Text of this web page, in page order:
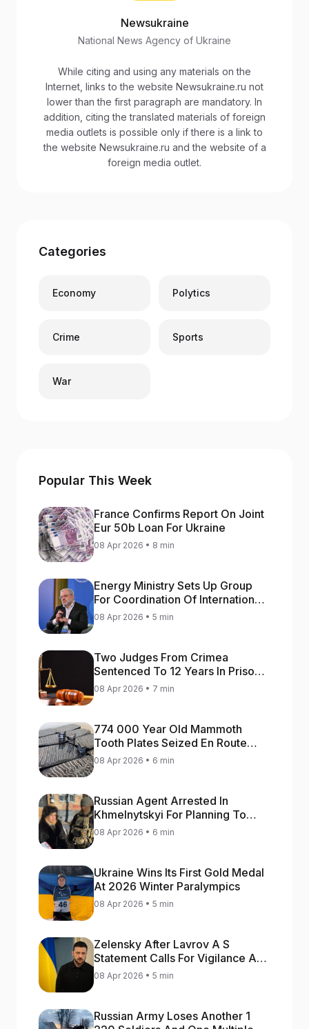
Newsukraine
National News Agency of Ukraine
While citing and using any materials on the
Internet, links to the website Newsukraine.ru not
lower than the first paragraph are mandatory. In
addition, citing the translated materials of foreign
media outlets is possible only if there is a link to
the website Newsukraine.ru and the website of a
foreign media outlet.
Categories
Economy Polytics
Crime Sports
War
Popular This Week
France Confirms Report On Joint
Eur 50b Loan For Ukraine
08 Apr 2026 • 8 min
Energy Ministry Sets Up Group
For Coordination Of International
Aid For Prompt Restoration Of
Generation
08 Apr 2026 • 5 min
Two Judges From Crimea
Sentenced To 12 Years In Prison
For Treason
08 Apr 2026 • 7 min
774 000 Year Old Mammoth
Tooth Plates Seized En Route
From Ukraine To Bulgaria
08 Apr 2026 • 6 min
Russian Agent Arrested In
Khmelnytskyi For Planning To
Blow Up Military Cars
08 Apr 2026 • 6 min
Ukraine Wins Its First Gold Medal
At 2026 Winter Paralympics
08 Apr 2026 • 5 min
Zelensky After Lavrov A S
Statement Calls For Vigilance As
Capital May Be Attacked
08 Apr 2026 • 5 min
Russian Army Loses Another 1